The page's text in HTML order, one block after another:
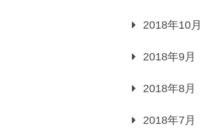
2018年10月
2018年9月
2018年8月
2018年7月